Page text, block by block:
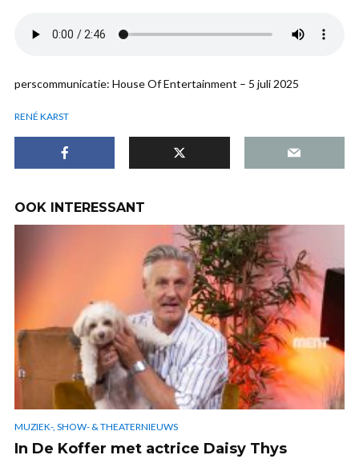
perscommunicatie: House Of Entertainment – 5 juli 2025
RENÉ KARST
OOK INTERESSANT
MUZIEK-, SHOW- & THEATERNIEUWS
In De Koffer met actrice Daisy Thys